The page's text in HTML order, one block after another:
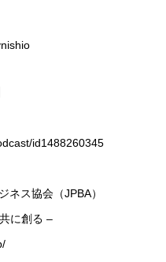
id1488260345
ネス協会（JPBA）
に創る –